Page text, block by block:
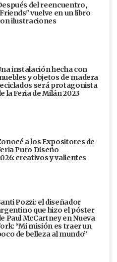
del reencuentro,
vuelve en un libro
ilustraciones
instalación hecha con
y objetos de madera
será protagonista
la Feria de Milán 2023
a los Expositores de
Puro Diseño
creativos y valientes
Pozzi: el diseñador
que hizo el póster
Paul McCartney en Nueva
“Mi misión es traer un
de belleza al mundo”